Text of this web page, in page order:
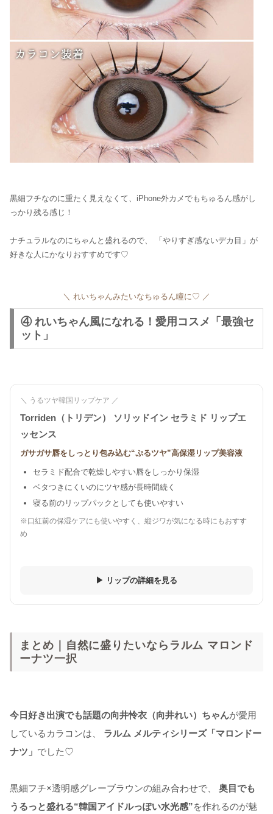
黒細フチなのに重たく見えなくて、iPhone外カメでもちゅるん感がし
っかり残る感じ！
ナチュラルなのにちゃんと盛れるので、 「やりすぎ感ないデカ目」が
好きな人にかなりおすすめです♡
＼ れいちゃんみたいなちゅるん瞳に♡ ／
④ れいちゃん風になれる！愛用コスメ「最強セ
ット」
＼ うるツヤ韓国リップケア ／
Torriden（トリデン） ソリッドイン セラミド リップエ
ッセンス
ガサガサ唇をしっとり包み込む“ぷるツヤ”高保湿リップ美容液
セラミド配合で乾燥しやすい唇をしっかり保湿
ベタつきにくいのにツヤ感が長時間続く
寝る前のリップパックとしても使いやすい
※口紅前の保湿ケアにも使いやすく、縦ジワが気になる時にもおすす
め
▶ リップの詳細を見る
まとめ｜自然に盛りたいならラルム マロンド
ーナツ一択
今日好き出演でも話題の向井怜衣（向井れい）ちゃんが愛用
しているカラコンは、 ラルム メルティシリーズ「マロンドー
ナツ」 でした♡
黒細フチ×透明感グレーブラウンの組み合わせで、 奥目でも
うるっと盛れる“韓国アイドルっぽい水光感”を作れるのが魅